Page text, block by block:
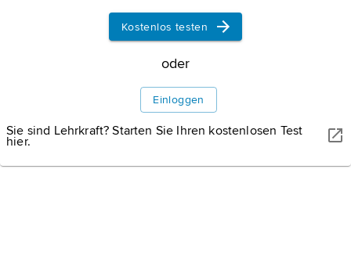
verpflichtete, dem Herrn (Dominus, Senior)
Informationen zum Artikel
Kostenlos testen
oder
Einloggen
Sie sind Lehrkraft? Starten Sie Ihren kostenlosen Test
hier.